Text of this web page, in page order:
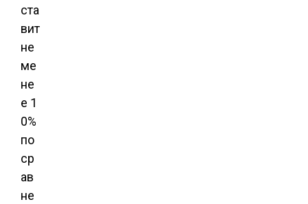
ста
вит
не
ме
не
е 1
0%
по
ср
ав
не